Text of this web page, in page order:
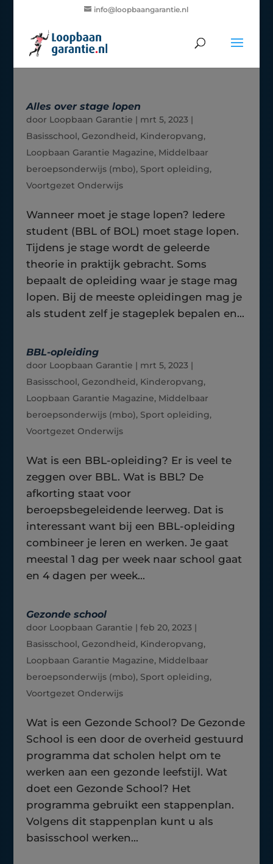
info@loopbaangarantie.nl
Alles over stage lopen
door Loopbaan Garantie | mrt 5, 2023|
Basisschool, Gezondheid, Kinderopvang,
Loopbaan Garantie Magazine, Middelbaar
beroepsonderwijs (mbo), Sport opleiding,
Voortgezet Onderwijs
Wanneer moet je stage lopen? Iedere
student (BBL of BOL) moet stage lopen.
Tijdens je stage wordt de geleerde
theorie in praktijk gebracht. Soms
bepaalt de opleiding waar je stage mag
lopen. Bij de meeste opleidingen mag je
als student zelf je stageplek bepalen en...
BBL-opleiding
door Loopbaan Garantie | mrt 5, 2023|
Basisschool, Gezondheid, Kinderopvang,
Loopbaan Garantie Magazine, Middelbaar
beroepsonderwijs (mbo), Sport opleiding,
Voortgezet Onderwijs
Wat is een BBL-opleiding? Er is veel te
zeggen over BBL. Wat is BBL? De
afkorting staat voor
beroepsbegeleidende leerweg. Dat is
interessant want bij een BBL-opleiding
combineer je leren en werken. Je gaat
meestal 1 dag per week naar school gaat
en 4 dagen per week...
Gezonde school
door Loopbaan Garantie | feb 20, 2023|
Basisschool, Gezondheid, Kinderopvang,
Loopbaan Garantie Magazine, Middelbaar
beroepsonderwijs (mbo), Sport opleiding,
Voortgezet Onderwijs
Wat is een Gezonde School? De Gezonde
School is een door de overheid gestuurd
programma dat scholen helpt om te
werken aan een gezonde leefstijl. Wat
doet een Gezonde School? Het
programma gebruikt een stappenplan.
Volgens dit stappenplan kunt u als
basisschool werken...